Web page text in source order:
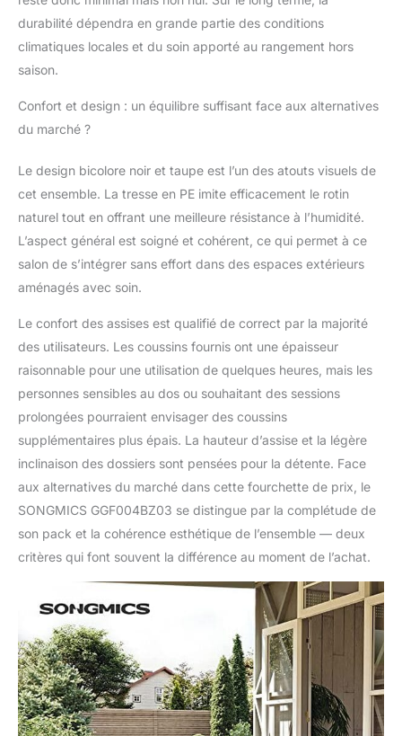
durabilité dépendra en grande partie des conditions
climatiques locales et du soin apporté au rangement hors
saison.
Confort et design : un équilibre suffisant face aux alternatives
du marché ?
Le design bicolore noir et taupe est l’un des atouts visuels de
cet ensemble. La tresse en PE imite efficacement le rotin
naturel tout en offrant une meilleure résistance à l’humidité.
L’aspect général est soigné et cohérent, ce qui permet à ce
salon de s’intégrer sans effort dans des espaces extérieurs
aménagés avec soin.
Le confort des assises est qualifié de correct par la majorité
des utilisateurs. Les coussins fournis ont une épaisseur
raisonnable pour une utilisation de quelques heures, mais les
personnes sensibles au dos ou souhaitant des sessions
prolongées pourraient envisager des coussins
supplémentaires plus épais. La hauteur d’assise et la légère
inclinaison des dossiers sont pensées pour la détente. Face
aux alternatives du marché dans cette fourchette de prix, le
SONGMICS GGF004BZ03 se distingue par la complétude de
son pack et la cohérence esthétique de l’ensemble — deux
critères qui font souvent la différence au moment de l’achat.